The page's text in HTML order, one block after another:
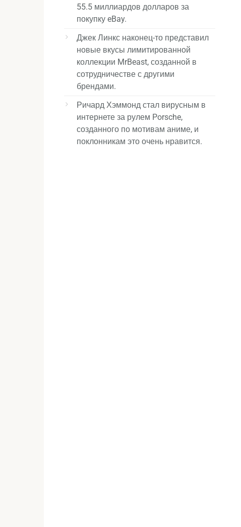
55.5 миллиардов долларов за
покупку eBay.
Джек Линкс наконец-то представил
новые вкусы лимитированной
коллекции MrBeast, созданной в
сотрудничестве с другими
брендами.
Ричард Хэммонд стал вирусным в
интернете за рулем Porsche,
созданного по мотивам аниме, и
поклонникам это очень нравится.